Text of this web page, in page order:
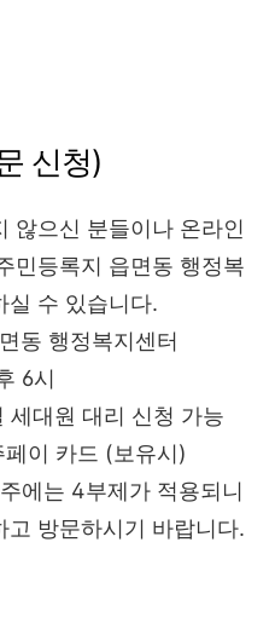
신청)
않으신 분들이나 온라인
민등록지 읍면동 행정복
실 수 있습니다.
동 행정복지센터
6시
세대원 대리 신청 가능
이 카드 (보유시)
에는 4부제가 적용되니
방문하시기 바랍니다.